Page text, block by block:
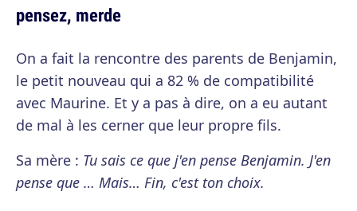
pensez, merde
On a fait la rencontre des parents de Benjamin,
le petit nouveau qui a 82 % de compatibilité
avec Maurine. Et y a pas à dire, on a eu autant
de mal à les cerner que leur propre fils.
Sa mère : Tu sais ce que j'en pense Benjamin. J'en
pense que … Mais… Fin, c'est ton choix.